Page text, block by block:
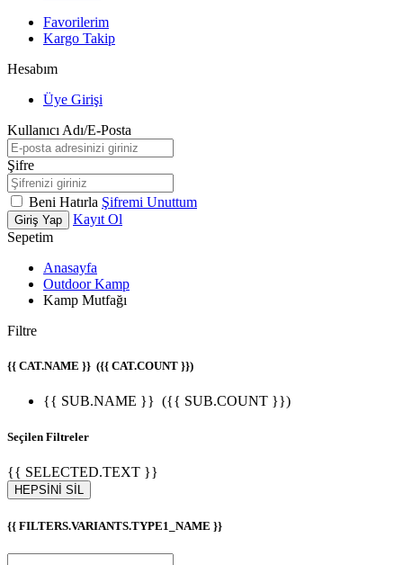
Favorilerim
Kargo Takip
Hesabım
Üye Girişi
Kullanıcı Adı/E-Posta
Şifre
Beni Hatırla Şifremi Unuttum
Giriş Yap
Kayıt Ol
Sepetim
Anasayfa
Outdoor Kamp
Kamp Mutfağı
Filtre
{{ CAT.NAME }} ({{ CAT.COUNT }})
{{ SUB.NAME }} ({{ SUB.COUNT }})
Seçilen Filtreler
{{ SELECTED.TEXT }}
HEPSİNİ SİL
{{ FILTERS.VARIANTS.TYPE1_NAME }}